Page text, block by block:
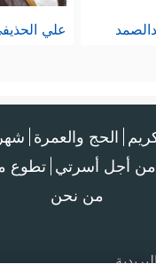
علي
الحج والعمرة
من أجل أسرتي تطوع
من نحن